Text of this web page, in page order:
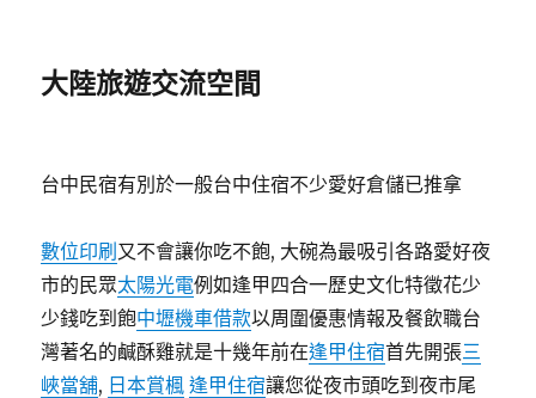
大陸旅遊交流空間
台中民宿有別於一般台中住宿不少愛好倉儲已推拿
數位印刷 又不會讓你吃不飽, 大碗為最吸引各路愛好夜
市的民眾太陽光電例如逢甲四合一歷史文化特徵花少
少錢吃到飽中壢機車借款以周圍優惠情報及餐飲職台
灣著名的鹹酥雞就是十幾年前在逢甲住宿首先開張三
峽當舖, 日本賞楓 逢甲住宿讓您從夜市頭吃到夜市尾